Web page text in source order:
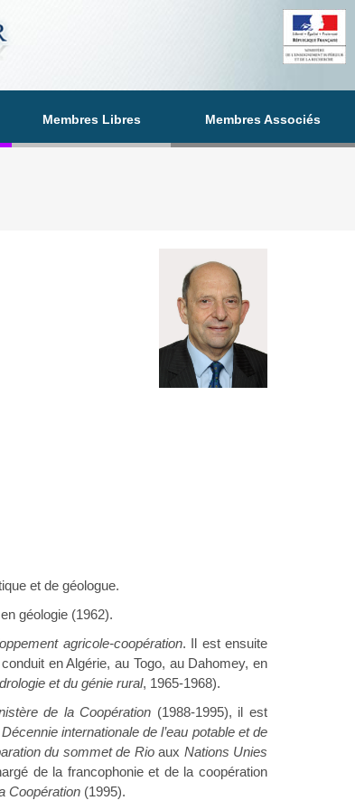
Membres Libres Membres Associés
et de géologue.
géologie (1962).
agricole-coopération. Il est ensuite
en Algérie, au Togo, au Dahomey, en
et du génie rural, 1965-1968).
de la Coopération (1988-1995), il est
internationale de l’eau potable et de
du sommet de Rioaux Nations Unies
de la francophonie et de la coopération
Coopération (1995).